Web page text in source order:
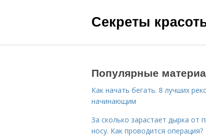
Секреты
Популярные
Как начать бегать. 8 лучших
начинающим
За сколько зарастает дырка от
носу. Как проводится операция?